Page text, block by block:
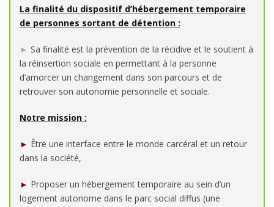
La finalité du dispositif d’hébergement temporaire
de personnes sortant de détention :
► Sa finalité est la prévention de la récidive et le soutient à
la réinsertion sociale en permettant à la personne
d’amorcer un changement dans son parcours et de
retrouver son autonomie personnelle et sociale.
Notre mission :
► Être une interface entre le monde carcéral et un retour
dans la société,
► Proposer un hébergement temporaire au sein d’un
logement autonome dans le parc social diffus (une